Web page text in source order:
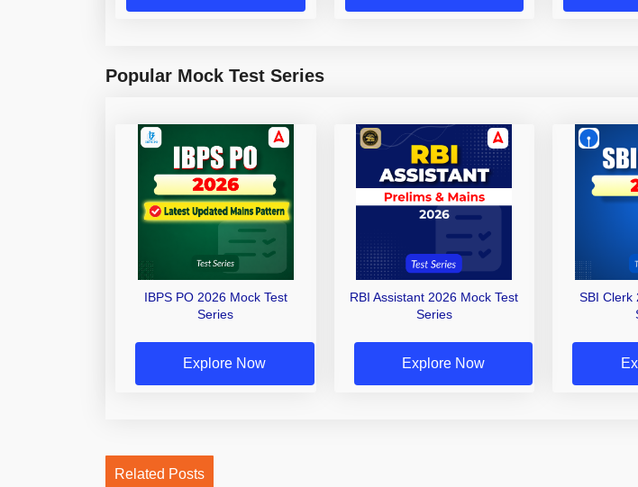
Popular Mock Test Series
IBPS PO 2026 Mock Test
Series
Explore Now
RBI Assistant 2026 Mock Test
Series
Explore Now
SBI Clerk
Related Posts